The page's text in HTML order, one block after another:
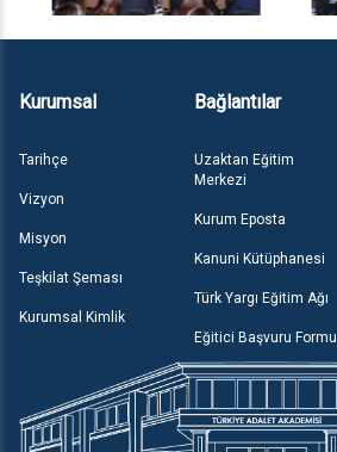
Kurumsal
Tarihçe
Vizyon
Misyon
Teşkilat Şeması
Kurumsal Kimlik
Bağlantılar
Uzaktan Eğitim
Merkezi
Kurum Eposta
Kanuni Kütüphanesi
Türk Yargı Eğitim Ağı
Eğitici Başvuru Formu